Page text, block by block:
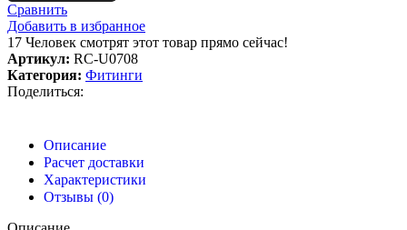
Сравнить
Добавить в избранное
17 Человек смотрят этот товар прямо сейчас!
Артикул: RC-U0708
Категория: Фитинги
Поделиться:
Описание
Расчет доставки
Характеристики
Отзывы (0)